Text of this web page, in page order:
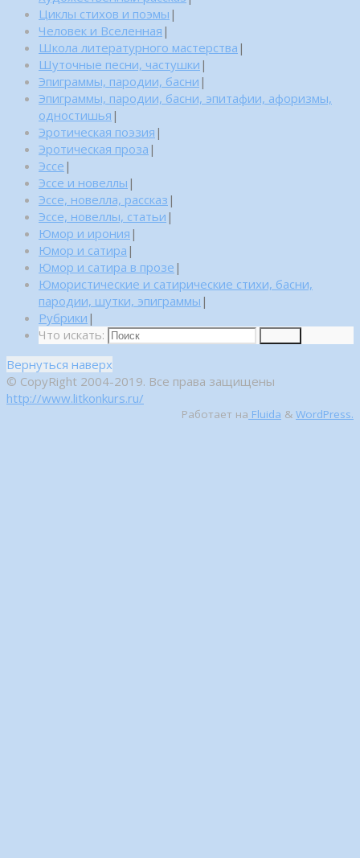
Циклы стихов и поэмы |
Человек и Вселенная |
Школа литературного мастерства |
Шуточные песни, частушки |
Эпиграммы, пародии, басни |
Эпиграммы, пародии, басни, эпитафии, афоризмы,
одностишья |
Эротическая поэзия |
Эротическая проза |
Эссе |
Эссе и новеллы |
Эссе, новелла, рассказ |
Эссе, новеллы, статьи |
Юмор и ирония |
Юмор и сатира |
Юмор и сатира в прозе |
Юмористические и сатирические стихи, басни,
пародии, шутки, эпиграммы |
Рубрики |
Что искать:
Вернуться наверх
© CopyRight 2004-2019. Все права защищены
http://www.litkonkurs.ru/
Работает на Fluida & WordPress.